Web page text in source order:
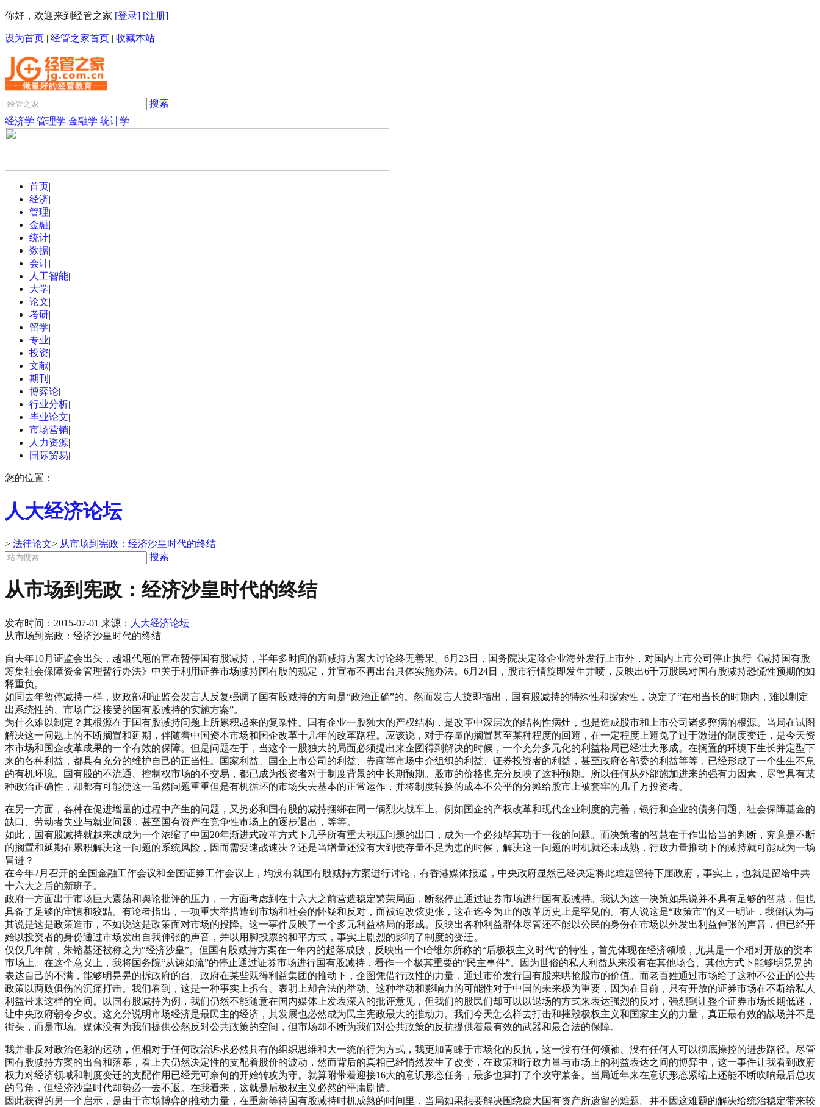
你好，欢迎来到经管之家 [登录] [注册]
设为首页 | 经管之家首页 | 收藏本站
搜索
经济学 管理学 金融学 统计学
首页|
经济|
管理|
金融|
统计|
数据|
会计|
人工智能|
大学|
论文|
考研|
留学|
专业|
投资|
文献|
期刊 |
博弈论|
行业分析|
毕业论文|
市场营销|
人力资源|
国际贸易|
您的位置：
人大经济论坛
> 法律论文> 从市场到宪政：经济沙皇时代的终结
搜索
从市场到宪政：经济沙皇时代的终结
发布时间： 2015-07-01 来源： 人大经济论坛
从市场到宪政：经济沙皇时代的终结
自去年10月证监会出头，越俎代庖的宣布暂停国有股减持，半年多时间的新减持方案大讨论终无善果。6月23日，国务院决定除企业海外发行上市外，对国内上市公司停止执行《减持国有股
筹集社会保障资金管理暂行办法》中关于利用证券市场减持国有股的规定，并宣布不再出台具体实施办法。6月24日，股市行情旋即发生井喷，反映出6千万股民对国有股减持恐慌性预期的如
释重负。
如同去年暂停减持一样，财政部和证监会发言人反复强调了国有股减持的方向是“政治正确”的。然而发言人旋即指出，国有股减持的特殊性和探索性，决定了“在相当长的时期内，难以制定
出系统性的、市场广泛接受的国有股减持的实施方案”。
为什么难以制定？其根源在于国有股减持问题上所累积起来的复杂性。国有企业一股独大的产权结构，是改革中深层次的结构性病灶，也是造成股市和上市公司诸多弊病的根源。当局在试图
解决这一问题上的不断搁置和延期，伴随着中国资本市场和国企改革十几年的改革路程。应该说，对于存量的搁置甚至某种程度的回避，在一定程度上避免了过于激进的制度变迁，是今天资
本市场和国企改革成果的一个有效的保障。但是问题在于，当这个一股独大的局面必须提出来企图得到解决的时候，一个充分多元化的利益格局已经壮大形成。在搁置的环境下生长并定型下
来的各种利益，都具有充分的维护自己的正当性。国家利益、国企上市公司的利益、券商等市场中介组织的利益、证券投资者的利益，甚至政府各部委的利益等等，已经形成了一个生生不息
的有机环境。国有股的不流通、控制权市场的不交易，都已成为投资者对于制度背景的中长期预期。股市的价格也充分反映了这种预期。所以任何从外部施加进来的强有力因素，尽管具有某
种政治正确性，却都有可能使这一虽然问题重重但是有机循环的市场失去基本的正常运作，并将制度转换的成本不公平的分摊给股市上被套牢的几千万投资者。
在另一方面，各种在促进增量的过程中产生的问题，又势必和国有股的减持捆绑在同一辆烈火战车上。例如国企的产权改革和现代企业制度的完善，银行和企业的债务问题、社会保障基金的
缺口、劳动者失业与就业问题，甚至国有资产在竞争性市场上的逐步退出，等等。
如此，国有股减持就越来越成为一个浓缩了中国20年渐进式改革方式下几乎所有重大积压问题的出口，成为一个必须毕其功于一役的问题。而决策者的智慧在于作出恰当的判断，究竟是不断
的搁置和延期在累积解决这一问题的系统风险，因而需要速战速决？还是当增量还没有大到使存量不足为患的时候，解决这一问题的时机就还未成熟，行政力量推动下的减持就可能成为一场
冒进？
在今年2月召开的全国金融工作会议和全国证券工作会议上，均没有就国有股减持方案进行讨论，有香港媒体报道，中央政府显然已经决定将此难题留待下届政府，事实上，也就是留给中共
十六大之后的新班子。
政府一方面出于市场巨大震荡和舆论批评的压力，一方面考虑到在十六大之前营造稳定繁荣局面，断然停止通过证券市场进行国有股减持。我认为这一决策如果说并不具有足够的智慧，但也
具备了足够的审慎和狡黠。有论者指出，一项重大举措遭到市场和社会的怀疑和反对，而被迫改弦更张，这在迄今为止的改革历史上是罕见的。有人说这是“政策市”的又一明证，我倒认为与
其说是这是政策造市，不如说这是政策面对市场的投降。这一事件反映了一个多元利益格局的形成。反映出各种利益群体尽管还不能以公民的身份在市场以外发出利益伸张的声音，但已经开
始以投资者的身份通过市场发出自我伸张的声音，并以用脚投票的和平方式，事实上剧烈的影响了制度的变迁。
仅仅几年前，朱镕基还被称之为“经济沙皇”。但国有股减持方案在一年内的起落成败，反映出一个哈维尔所称的“后极权主义时代”的特性，首先体现在经济领域，尤其是一个相对开放的资本
市场上。在这个意义上，我将国务院“从谏如流”的停止通过证券市场进行国有股减持，看作一个极其重要的“民主事件”。因为世俗的私人利益从来没有在其他场合、其他方式下能够明晃晃的
表达自己的不满，能够明晃晃的拆政府的台。政府在某些既得利益集团的推动下，企图凭借行政性的力量，通过市价发行国有股来哄抢股市的价值。而老百姓通过市场给了这种不公正的公共
政策以两败俱伤的沉痛打击。我们看到，这是一种事实上拆台、表明上却合法的举动。这种举动和影响力的可能性对于中国的未来极为重要，因为在目前，只有开放的证券市场在不断给私人
利益带来这样的空间。以国有股减持为例，我们仍然不能随意在国内媒体上发表深入的批评意见，但我们的股民们却可以以退场的方式来表达强烈的反对，强烈到让整个证券市场长期低迷，
让中央政府朝令夕改。这充分说明市场经济是最民主的经济，其发展也必然成为民主宪政最大的推动力。我们今天怎么样去打击和摧毁极权主义和国家主义的力量，真正最有效的战场并不是
街头，而是市场。媒体没有为我们提供公然反对公共政策的空间，但市场却不断为我们对公共政策的反抗提供着最有效的武器和最合法的保障。
我并非反对政治色彩的运动，但相对于任何政治诉求必然具有的组织思维和大一统的行为方式，我更加青睐于市场化的反抗，这一没有任何领袖、没有任何人可以彻底操控的进步路径。尽管
国有股减持方案的出台和落幕，看上去仍然决定性的支配着股价的波动，然而背后的真相已经悄然发生了改变，在政策和行政力量与市场上的利益表达之间的博弈中，这一事件让我看到政府
权力对经济领域和制度变迁的支配作用已经无可奈何的开始转攻为守。就算附带着迎接16大的意识形态任务，最多也算打了个攻守兼备。当局近年来在意识形态紧缩上还能不断吹响最后总攻
的号角，但经济沙皇时代却势必一去不返。在我看来，这就是后极权主义必然的平庸剧情。
因此获得的另一个启示，是由于市场博弈的推动力量，在重新等待国有股减持时机成熟的时间里，当局如果想要解决围绕庞大国有资产所遗留的难题。并不因这难题的解决给统治稳定带来较